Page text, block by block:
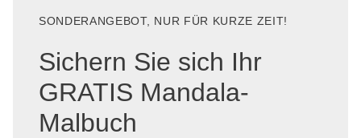
SONDERANGEBOT, NUR FÜR KURZE ZEIT!
Sichern Sie sich Ihr
GRATIS Mandala-
Malbuch